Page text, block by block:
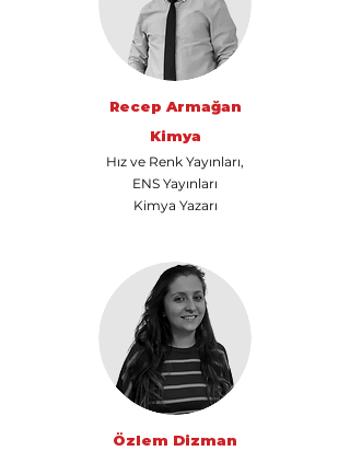
Recep Armağan
Kimya
Hız ve Renk Yayınları,
ENS Yayınları
Kimya Yazarı
Özlem Dizman